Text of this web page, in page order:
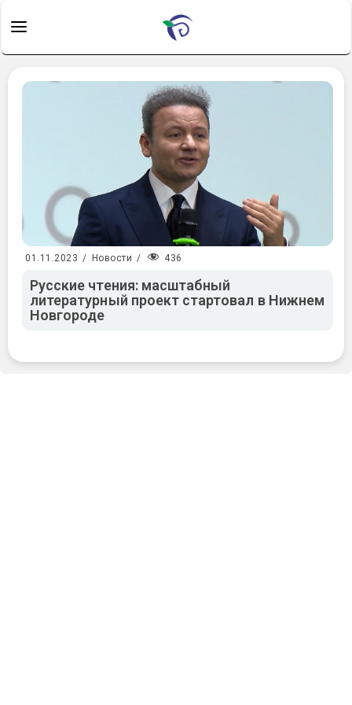
01.11.2023 / Новости / 436
Русские чтения: масштабный
литературный проект стартовал в Нижнем
Новгороде